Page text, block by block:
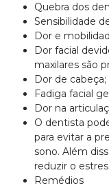
Quebra dos
Sensibilidade
Dor e
Dor facial
maxilares são
Dor de cabeça;
Fadiga facial
Dor na
O dentista
para evitar a
sono. Além
reduzir o
Remédios